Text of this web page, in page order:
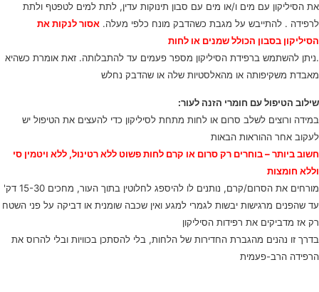
את הסיליקון עם מים ו/או מים עם סבון תינוקות עדין, לתת למים לטפטף ולתת
לרפידה . להתייבש על מגבת כשהדבק מונח כלפי מעלה. אסור לנקות את
הסיליקון בסבון הכולל שמנים או לחות
.ניתן להשתמש ברפידת הסיליקון מספר פעמים עד להתבלותה. זאת אומרת כשהיא
מאבדת משקיפותה או מהאלסטיות שלה או שהדבק נחלש
שילוב הטיפול עם חומרי הזנה לעור:
במידה ורוצים לשלב סרום או לחות מתחת לסיליקון כדי להעצים את הטיפול יש
לעקוב אחר ההוראות הבאות
חשוב ביותר – בוחרים רק סרום או קרם לחות פשוט ללא רטינול, ללא ויטמין סי
וללא חומצות
מורחים את הסרום/קרם, נותנים לו להיספג לחלוטין בתוך העור, מחכים 15-30 דק'
עד שהפנים מרגישות יבשות לגמרי למגע ואין שכבה שומנית או דביקה על פני השטח
רק אז מדביקים את רפידות הסיליקון
בדרך זו נהנים מהגברת החדירות של הלחות, בלי להסתכן בכוויות ובלי להרוס את
הרפידה הרב-פעמית